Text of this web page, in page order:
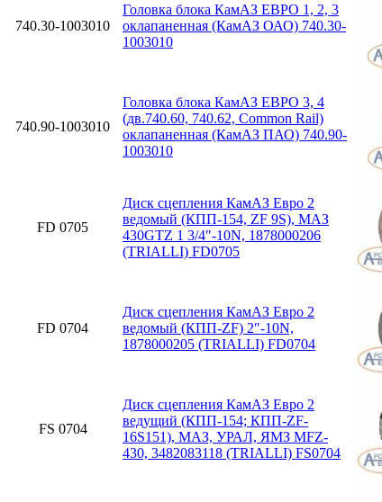
740.30-1003010
Головка блока КамАЗ ЕВРО 1, 2, 3
оклапаненная (КамАЗ ОАО) 740.30-
1003010
740.90-1003010
Головка блока КамАЗ ЕВРО 3, 4
(дв.740.60, 740.62, Common Rail)
оклапаненная (КамАЗ ПАО) 740.90-
1003010
FD 0705
Диск сцепления КамАЗ Евро 2
ведомый (КПП-154, ZF 9S), МАЗ
430GTZ 1 3/4″-10N, 1878000206
(TRIALLI) FD0705
FD 0704
Диск сцепления КамАЗ Евро 2
ведомый (КПП-ZF) 2″-10N,
1878000205 (TRIALLI) FD0704
FS 0704
Диск сцепления КамАЗ Евро 2
ведущий (КПП-154; КПП-ZF-
16S151), МАЗ, УРАЛ, ЯМЗ MFZ-
430, 3482083118 (TRIALLI) FS0704